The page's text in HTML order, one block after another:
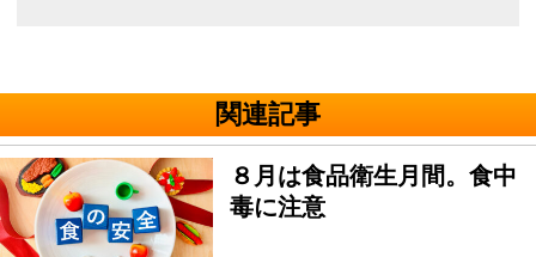
関連記事
８月は食品衛生月間。食中
毒に注意